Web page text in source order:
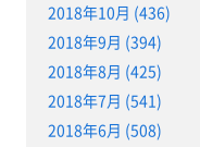
2018年10月 (436)
2018年9月 (394)
2018年8月 (425)
2018年7月 (541)
2018年6月 (508)